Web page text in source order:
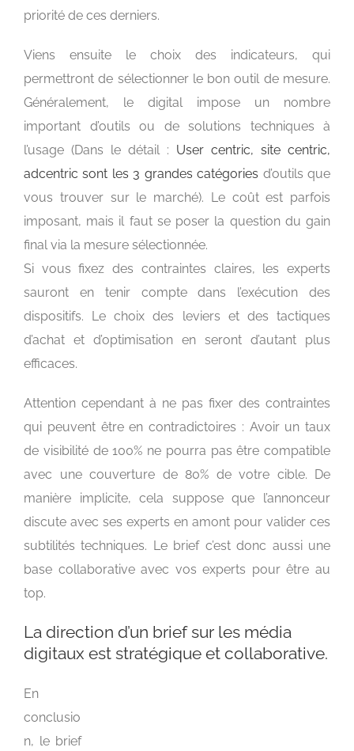
priorité de ces derniers.
Viens ensuite le choix des indicateurs, qui
permettront de sélectionner le bon outil de mesure.
Généralement, le digital impose un nombre
important d’outils ou de solutions techniques à
l’usage (Dans le détail : User centric, site centric,
adcentric sont les 3 grandes catégories d’outils que
vous trouver sur le marché). Le coût est parfois
imposant, mais il faut se poser la question du gain
final via la mesure sélectionnée.
Si vous fixez des contraintes claires, les experts
sauront en tenir compte dans l’exécution des
dispositifs. Le choix des leviers et des tactiques
d’achat et d’optimisation en seront d’autant plus
efficaces.
Attention cependant à ne pas fixer des contraintes
qui peuvent être en contradictoires : Avoir un taux
de visibilité de 100% ne pourra pas être compatible
avec une couverture de 80% de votre cible. De
manière implicite, cela suppose que l’annonceur
discute avec ses experts en amont pour valider ces
subtilités techniques. Le brief c’est donc aussi une
base collaborative avec vos experts pour être au
top.
La direction d’un brief sur les média
digitaux est stratégique et collaborative.
En
conclusio
n, le brief